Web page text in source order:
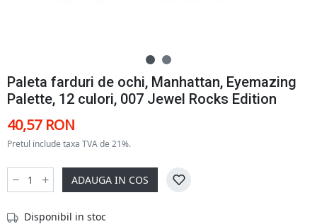
Paleta farduri de ochi, Manhattan, Eyemazing
Palette, 12 culori, 007 Jewel Rocks Edition
40,57 RON
Pretul include taxa TVA de 21%.
ADAUGA IN COS
Disponibil in stoc